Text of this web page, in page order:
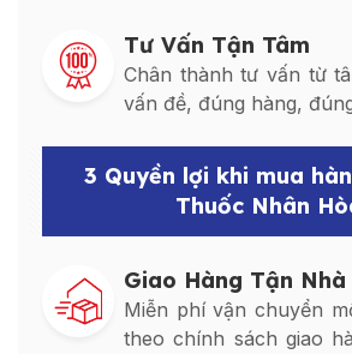
Tư Vấn Tận Tâm
Chân thành tư vấn từ
vấn đề, đúng hàng,
3 Quyền lợi khi mua
Thuốc Nhân
Giao Hàng Tận Nhà
Miễn phí vận chuyển
theo chính sách giao